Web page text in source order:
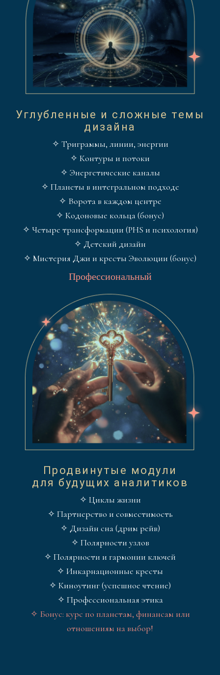
Углубленные и сложные темы
дизайна
✧ Триграммы, линии, энергии
✧ Контуры и потоки
✧ Энергетические каналы
✧ Планеты в интегральном подходе
✧ Ворота в каждом центре
✧ Кодоновые кольца (бонус)
✧ Четыре трансформации (PHS и психология)
✧ Детский дизайн
✧ Мистерия Джи и кресты Эволюции (бонус)
Профессиональный
Продвинутые модули
для будущих аналитиков
✧ Циклы жизни
✧ Партнерство и совместимость
✧ Дизайн сна (дрим рейв)
✧ Полярности узлов
✧ Полярности и гармонии ключей
✧ Инкарнационные кресты
✧ Киноутинг (успешное чтение)
✧ Профессиональная этика
✧ Бонус: курс по планетам, финансам или
отношениям на выбор!